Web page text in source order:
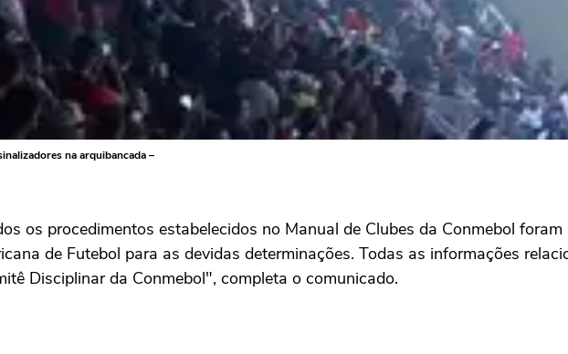
na arquibancada –
os procedimentos estabelecidos no Manual de Clubes da Conmebol
de Futebol para as devidas determinações. Todas as informações
Disciplinar da Conmebol", completa o comunicado.